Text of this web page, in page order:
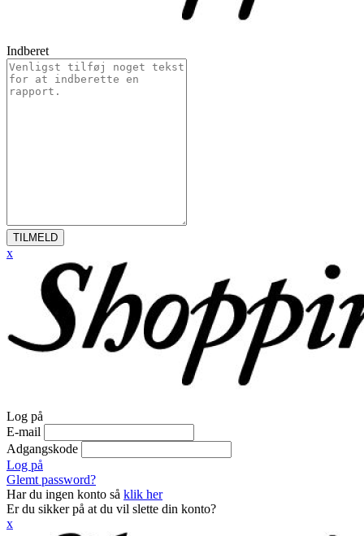
Indberet
TILMELD
x
Log på
E-mail
Adgangskode
Log på
Glemt password?
Har du ingen konto så klik her
Er du sikker på at du vil slette din konto?
x